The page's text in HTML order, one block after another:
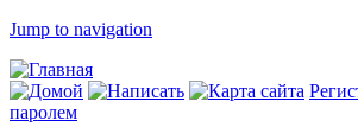
Jump to navigation
паролем